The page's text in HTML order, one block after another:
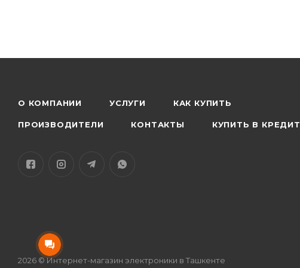
О КОМПАНИИ УСЛУГИ КАК КУПИТЬ
ПРОИЗВОДИТЕЛИ КОНТАКТЫ КУПИТЬ В КРЕДИТ
2026 © Интернет-магазин электроники в Ташкенте